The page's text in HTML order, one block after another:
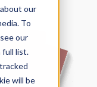
our
To
our
list.
will be